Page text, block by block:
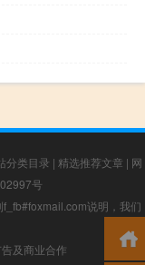
分类目录 | 精选推荐文章 | 网
号
说明，我们
及商业合作